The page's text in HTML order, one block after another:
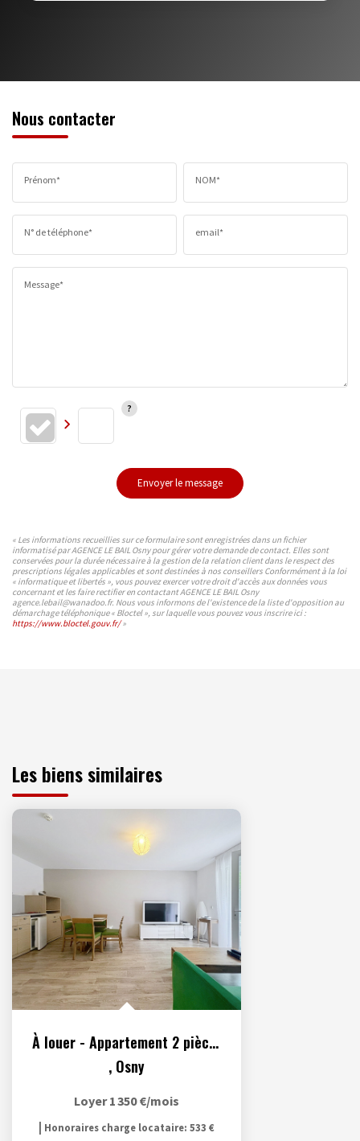
Nous contacter
Prénom* NOM*
N° de téléphone* email*
Message*
Envoyer le message
« Les informations recueillies sur ce formulaire sont enregistrées dans un fichier
informatisé par AGENCE LE BAIL Osny pour gérer votre demande de contact. Elles sont
conservées pour la durée nécessaire à la gestion de la relation client dans le respect des
prescriptions légales applicables et sont destinées à nos conseillers Conformément à la loi
« informatique et libertés », vous pouvez exercer votre droit d'accès aux données vous
concernant et les faire rectifier en contactant AGENCE LE BAIL Osny
agence.lebail@wanadoo.fr. Nous vous informons de l'existence de la liste d'opposition au
démarchage téléphonique « Bloctel », sur laquelle vous pouvez vous inscrire ici :
https://www.bloctel.gouv.fr/»
Les biens similaires
À louer - Appartement 2 pièces meublé situé à Osny
, Osny
Loyer 1 350 €/mois
| Honoraires charge locataire: 533 €